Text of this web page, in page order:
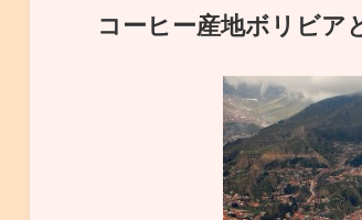
コーヒー産地ボリビア